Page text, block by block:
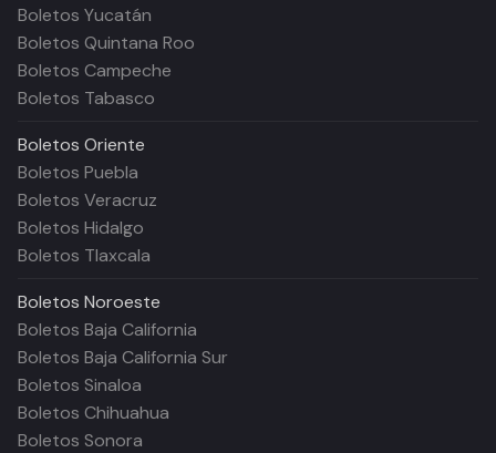
Boletos Yucatán
Boletos Quintana Roo
Boletos Campeche
Boletos Tabasco
Boletos Oriente
Boletos Puebla
Boletos Veracruz
Boletos Hidalgo
Boletos Tlaxcala
Boletos Noroeste
Boletos Baja California
Boletos Baja California Sur
Boletos Sinaloa
Boletos Chihuahua
Boletos Sonora